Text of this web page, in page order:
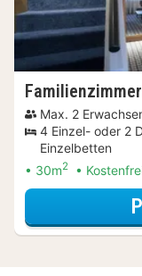
Familienzimmer
Max. 2
4 Einzel- oder 2
Einzelbetten
30m2